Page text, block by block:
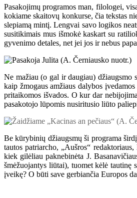
Pasakojimų programos man, filologei,
kokiame skaitovų konkurse, čia tekstas
slepiamą mintį. Lengvai savo logikos
susitikimais mus išmokė kaskart su
gyvenimo detales, net jei jos ir nebus
Ne mažiau (o gal ir daugiau)
kaip žmogaus amžiaus dalybos
pritaikomos išvados. O kur dar
pasakotojo lūpomis nusiritusio liūto
Be kūrybinių džiaugsmų ši programa
tautos patriarcho, „Aušros“
kiek gilėliau paknebinėta J.
šmėžuojantys liūtai), tuomet kėlė
įveikę? O būti save gerbiančia Europos